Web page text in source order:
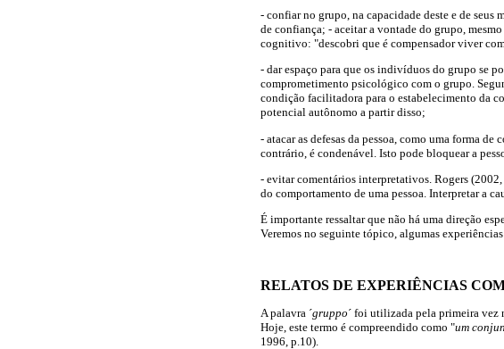
- confiar no grupo, na capacidade deste e de
de confiança; - aceitar a vontade do grupo,
cognitivo: "descobri que é compensador viver
- dar espaço para que os indivíduos do grupo se
comprometimento psicológico com o grupo.
condição facilitadora para o estabelecimento da
potencial autônomo a partir disso;
- atacar as defesas da pessoa, como uma forma
contrário, é condenável. Isto pode bloquear a
- evitar comentários interpretativos. Rogers
do comportamento de uma pessoa. Interpretar a
É importante ressaltar que não há uma direção
Veremos no seguinte tópico, algumas
RELATOS DE EXPERIÊNCIAS
A palavra ´gruppo´ foi utilizada pela primeira vez
Hoje, este termo é compreendido como "um
1996, p.10).